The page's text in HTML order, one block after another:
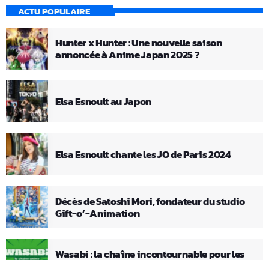
ACTU POPULAIRE
Hunter x Hunter : Une nouvelle saison
annoncée à Anime Japan 2025 ?
Elsa Esnoult au Japon
Elsa Esnoult chante les JO de Paris 2024
Décès de Satoshi Mori, fondateur du studio
Gift-o’-Animation
Wasabi : la chaîne incontournable pour les